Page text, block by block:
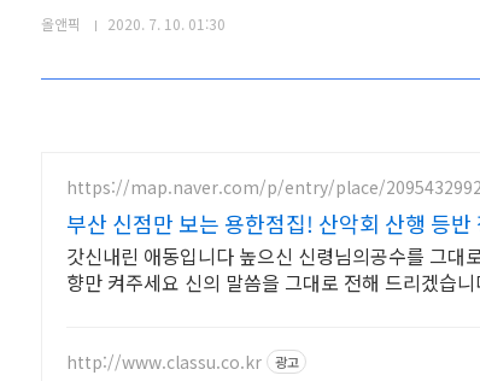
올앤픽 2020. 7. 10. 01:30
https://map.naver.com/p/entry/place/2095432992
부산 신점만 보는 용한점집! 산악회 산행 등반
갓신내린 애동입니다 높으신 신령님의공수를 그
향만 켜주세요 신의 말씀을 그대로 전해 드리겠습
http://www.classu.co.kr 광고